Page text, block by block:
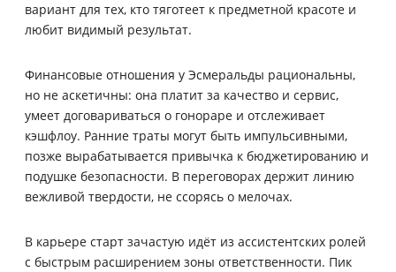
вариант для тех, кто тяготеет к предметной красоте и
любит видимый результат.
Финансовые отношения у Эсмеральды рациональны,
но не аскетичны: она платит за качество и сервис,
умеет договариваться о гонораре и отслеживает
кэшфлоу. Ранние траты могут быть импульсивными,
позже вырабатывается привычка к бюджетированию и
подушке безопасности. В переговорах держит линию
вежливой твердости, не ссорясь о мелочах.
В карьере старт зачастую идёт из ассистентских ролей
с быстрым расширением зоны ответственности. Пик